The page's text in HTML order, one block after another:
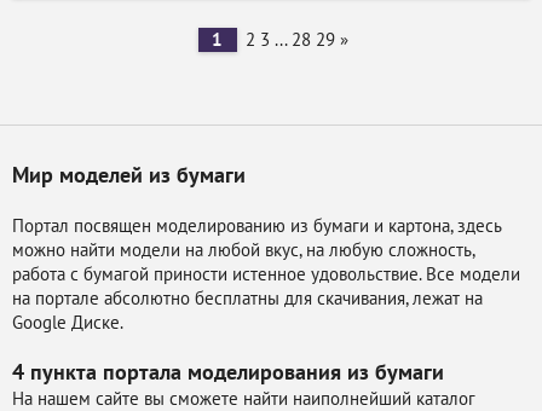
1 2 3 ... 28 29 »
Мир моделей из бумаги
Портал посвящен моделированию из бумаги и картона, здесь
можно найти модели на любой вкус, на любую сложность,
работа с бумагой приности истенное удовольствие. Все модели
на портале абсолютно бесплатны для скачивания, лежат на
Google Диске.
4 пункта портала моделирования из бумаги
На нашем сайте вы сможете найти наиполнейший каталог